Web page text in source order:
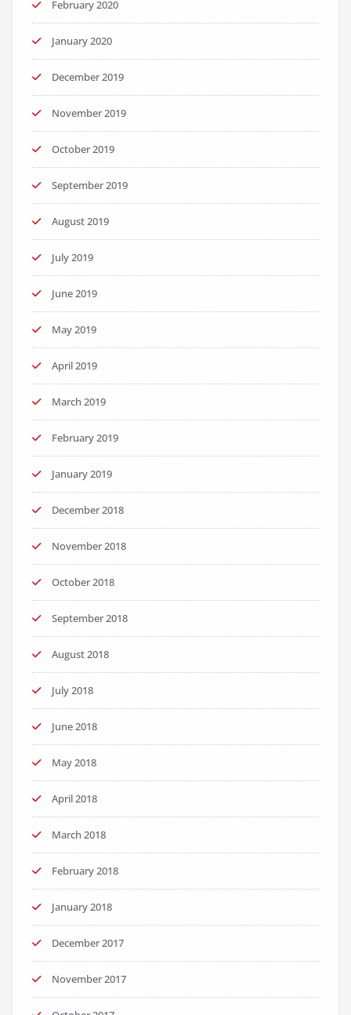
February 2020
January 2020
December 2019
November 2019
October 2019
September 2019
August 2019
July 2019
June 2019
May 2019
April 2019
March 2019
February 2019
January 2019
December 2018
November 2018
October 2018
September 2018
August 2018
July 2018
June 2018
May 2018
April 2018
March 2018
February 2018
January 2018
December 2017
November 2017